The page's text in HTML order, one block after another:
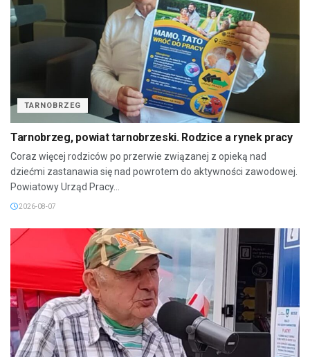
TARNOBRZEG
Tarnobrzeg, powiat tarnobrzeski. Rodzice a rynek pracy
Coraz więcej rodziców po przerwie związanej z opieką nad
dziećmi zastanawia się nad powrotem do aktywności zawodowej.
Powiatowy Urząd Pracy...
2026-08-07